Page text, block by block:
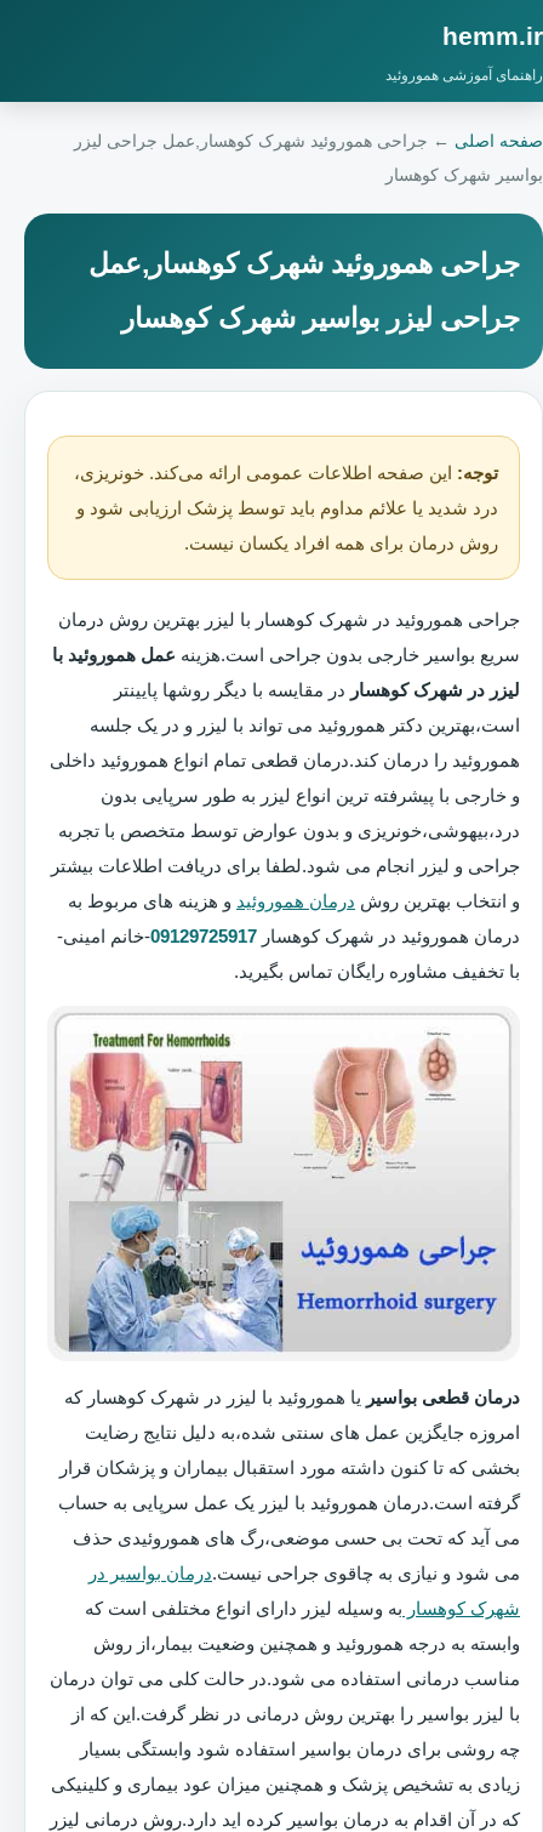
hemm.ir
راهنمای آموزشی هموروئید
صفحه اصلی ← جراحی هموروئید شهرک کوهسار,عمل جراحی لیزر
بواسیر شهرک کوهسار
جراحی هموروئید شهرک کوهسار,عمل
جراحی لیزر بواسیر شهرک کوهسار
توجه: این صفحه اطلاعات عمومی ارائه می‌کند. خونریزی،
درد شدید یا علائم مداوم باید توسط پزشک ارزیابی شود و
روش درمان برای همه افراد یکسان نیست.
جراحی هموروئید در شهرک کوهسار با لیزر بهترین روش درمان
سریع بواسیر خارجی بدون جراحی است.هزینه عمل هموروئید با
لیزر در شهرک کوهسار در مقایسه با دیگر روشها پایینتر
است،بهترین دکتر هموروئید می تواند با لیزر و در یک جلسه
هموروئید را درمان کند.درمان قطعی تمام انواع هموروئید داخلی
و خارجی با پیشرفته ترین انواع لیزر به طور سرپایی بدون
درد،بیهوشی،خونریزی و بدون عوارض توسط متخصص با تجربه
جراحی و لیزر انجام می شود.لطفا برای دریافت اطلاعات بیشتر
و انتخاب بهترین روش درمان هموروئید و هزینه های مربوط به
درمان هموروئید در شهرک کوهسار 09129725917-خانم امینی-
با تخفیف مشاوره رایگان تماس بگیرید.
درمان قطعی بواسیر یا هموروئید با لیزر در شهرک کوهسار که
امروزه جایگزین عمل های سنتی شده،به دلیل نتایج رضایت
بخشی که تا کنون داشته مورد استقبال بیماران و پزشکان قرار
گرفته است.درمان هموروئید با لیزر یک عمل سرپایی به حساب
می آید که تحت بی حسی موضعی،رگ های هموروئیدی حذف
می شود و نیازی به چاقوی جراحی نیست.درمان بواسیر در
شهرک کوهسار به وسیله لیزر دارای انواع مختلفی است که
وابسته به درجه هموروئید و همچنین وضعیت بیمار،از روش
مناسب درمانی استفاده می شود.در حالت کلی می توان درمان
با لیزر بواسیر را بهترین روش درمانی در نظر گرفت.این که از
چه روشی برای درمان بواسیر استفاده شود وابستگی بسیار
زیادی به تشخیص پزشک و همچنین میزان عود بیماری و کلینیکی
که در آن اقدام به درمان بواسیر کرده اید دارد.روش درمانی لیزر